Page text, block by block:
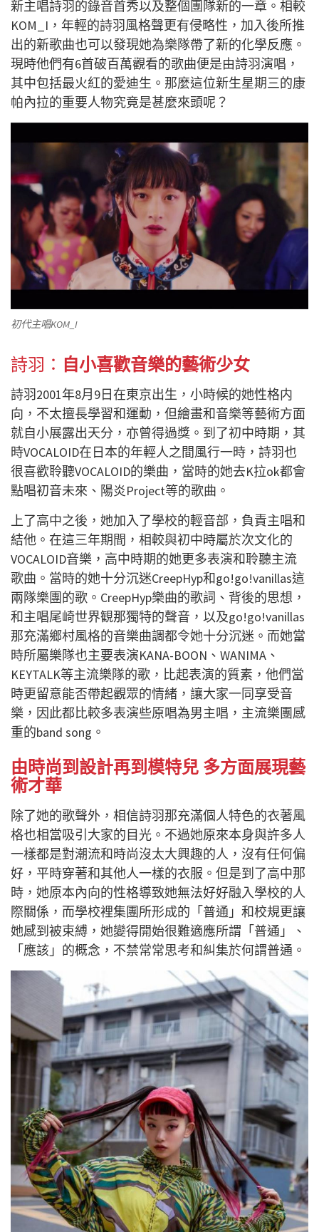
新主唱詩羽的錄音首秀以及整個團隊新的一章。相較
KOM_I，年輕的詩羽風格聲更有侵略性，加入後所推
出的新歌曲也可以發現她為樂隊帶了新的化學反應。
現時他們有6首破百萬觀看的歌曲便是由詩羽演唱，
其中包括最火紅的愛迪生。那麼這位新生星期三的康
帕內拉的重要人物究竟是甚麼來頭呢？
初代主唱KOM_I
詩羽： 自小喜歡音樂的藝術少女
詩羽2001年8月9日在東京出生，小時候的她性格内
向，不太擅長學習和運動，但繪畫和音樂等藝術方面
就自小展露出天分，亦曾得過獎。到了初中時期，其
時VOCALOID在日本的年輕人之間風行一時，詩羽也
很喜歡聆聽VOCALOID的樂曲，當時的她去K拉ok都會
點唱初音未來、陽炎Project等的歌曲。
上了高中之後，她加入了學校的輕音部，負責主唱和
結他。在這三年期間，相較與初中時屬於次文化的
VOCALOID音樂，高中時期的她更多表演和聆聽主流
歌曲。當時的她十分沉迷CreepHyp和go!go!vanillas這
兩隊樂團的歌。CreepHyp樂曲的歌詞、背後的思想，
和主唱尾崎世界観那獨特的聲音，以及go!go!vanillas
那充滿鄉村風格的音樂曲調都令她十分沉迷。而她當
時所屬樂隊也主要表演KANA-BOON、WANIMA、
KEYTALK等主流樂隊的歌，比起表演的質素，他們當
時更留意能否帶起觀眾的情緒，讓大家一同享受音
樂，因此都比較多表演些原唱為男主唱，主流樂團感
重的band song。
由時尚到設計再到模特兒 多方面展現藝
術才華
除了她的歌聲外，相信詩羽那充滿個人特色的衣著風
格也相當吸引大家的目光。不過她原來本身與許多人
一樣都是對潮流和時尚沒太大興趣的人，沒有任何偏
好，平時穿著和其他人一樣的衣服。但是到了高中那
時，她原本內向的性格導致她無法好好融入學校的人
際關係，而學校裡集團所形成的「普通」和校規更讓
她感到被束縛，她變得開始很難適應所謂「普通」、
「應該」的概念，不禁常常思考和糾集於何謂普通。